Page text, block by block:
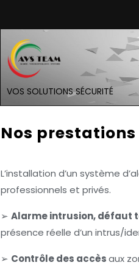
VOS SOLUTIONS SÉCURITÉ
Nos prestations
L’installation d’un système
professionnels et privés.
➢ Alarme intrusion, défaut
présence réelle d’un intrus/
➢ Contrôle des accèsaux